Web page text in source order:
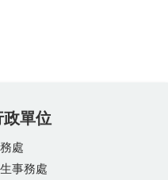
政單位
處
事務處